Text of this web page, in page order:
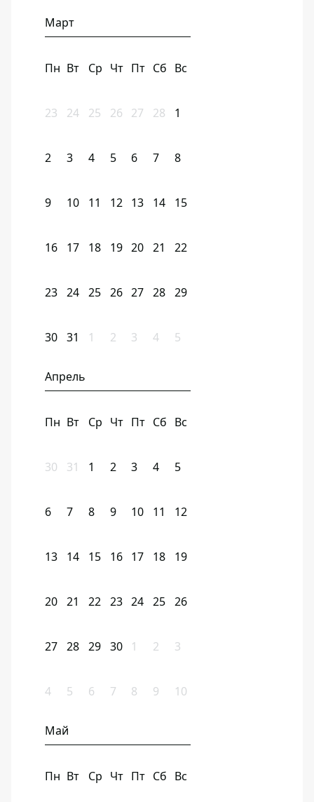
Март
Пн Вт Ср Чт Пт Сб Вс
23 24 25 26 27 28 1
2 3 4 5 6 7 8
9 10 11 12 13 14 15
16 17 18 19 20 21 22
23 24 25 26 27 28 29
30 31 1 2 3 4 5
Апрель
Пн Вт Ср Чт Пт Сб Вс
30 31 1 2 3 4 5
6 7 8 9 10 11 12
13 14 15 16 17 18 19
20 21 22 23 24 25 26
27 28 29 30 1 2 3
4 5 6 7 8 9 10
Май
Пн Вт Ср Чт Пт Сб Вс